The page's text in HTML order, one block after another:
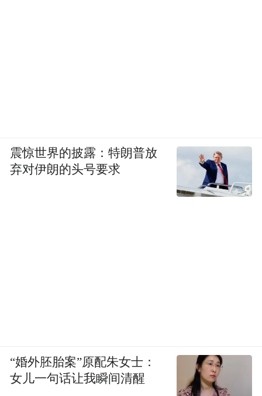
震惊世界的披露：特朗普放
弃对伊朗的头号要求
“婚外胚胎案”原配朱女士：
女儿一句话让我瞬间清醒